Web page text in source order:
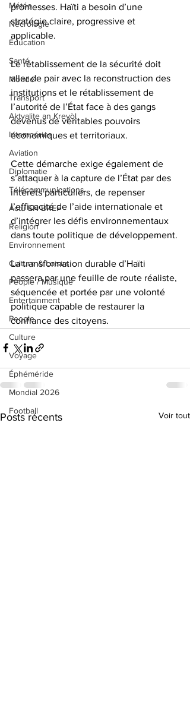
Météo
Nécrologie
Éducation
Santé
Monde
Transport
Aktyalite an Kreyòl
Intempéries
Aviation
Diplomatie
Télécommunications
Actu EN BREF
Religion
Environnement
Culture & Loisirs
People / Musique
Entertainment
People
Culture
Voyage
Éphéméride
Mondial 2026
Football
promesses. Haïti a besoin d’une
stratégie claire, progressive et
applicable.
Le rétablissement de la sécurité doit
aller de pair avec la reconstruction des
institutions et le rétablissement de
l’autorité de l’État face à des gangs
devenus de véritables pouvoirs
économiques et territoriaux.
Cette démarche exige également de
s’attaquer à la capture de l’État par des
intérêts particuliers, de repenser
l’efficacité de l’aide internationale et
d’intégrer les défis environnementaux
dans toute politique de développement.
La transformation durable d’Haïti
passera par une feuille de route réaliste,
séquencée et portée par une volonté
politique capable de restaurer la
confiance des citoyens.
Posts récents Voir tout